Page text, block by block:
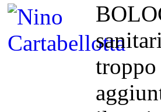
troppo